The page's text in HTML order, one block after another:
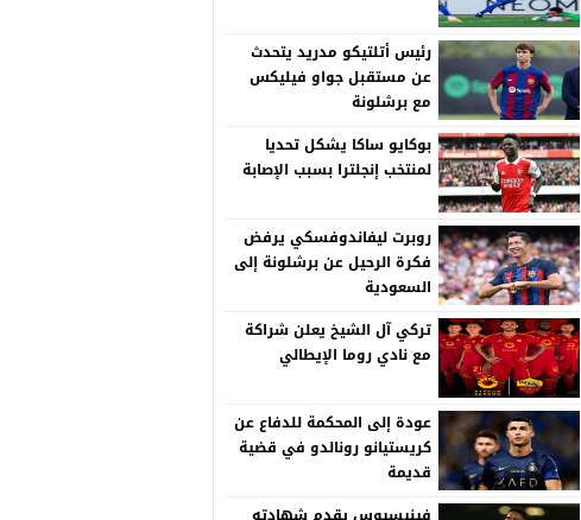
رئيس أتلتيكو مدريد يتحدث
عن مستقبل جواو فيليكس
مع برشلونة
بوكايو ساكا يشكل تحديا
لمنتخب إنجلترا بسبب الإصابة
روبرت ليفاندوفسكي يرفض
فكرة الرحيل عن برشلونة إلى
السعودية
تركي آل الشيخ يعلن شراكة
مع نادي روما الإيطالي
عودة إلى المحكمة للدفاع عن
كريستيانو رونالدو في قضية
قديمة
فينيسيوس يقدم شهادته